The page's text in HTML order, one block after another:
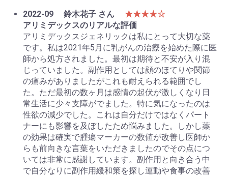
2022-09
鈴木花子 さん
★★★★☆
アリミデックスのリアルな評価
アリミデックスジェネリックは私にとって大切な薬
です。私は2021年5月に乳がんの治療を始めた際に医
師から処方されました。最初は期待と不安が入り混
じっていました。副作用としては顔のほてりや関節
の痛みがありましたがこれも耐えられる範囲でし
た。ただ最初の数ヶ月は感情の起伏が激しくなり日
常生活に少々支障がでました。特に気になったのは
性欲の減少でした。これは自分だけではなくパート
ナーにも影響を及ぼしたため悩みました。しかし薬
の効果は確実で腫瘍マーカーの数値が改善し医師か
らも前向きな言葉をいただきましたのでその点につ
いては非常に感謝しています。副作用と向き合う中
で自分なりに副作用緩和策を探し運動や食事の改善